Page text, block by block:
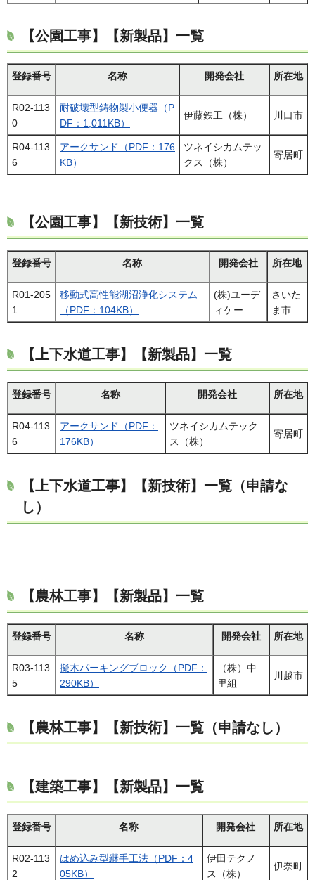
【公園工事】【新製品】一覧
登録番号 名称 開発会社 所在地
R02-113
0
耐破壊型鋳物製小便器（P
DF：1,011KB）
伊藤鉄工（株） 川口市
R04-113
6
アークサンド（PDF：176
KB）
ツネイシカムテッ
クス（株）
寄居町
【公園工事】【新技術】一覧
登録番号 名称 開発会社 所在地
R01-205
1
移動式高性能湖沼浄化システム
（PDF：104KB）
(株)ユーデ
ィケー
さいた
ま市
【上下水道工事】【新製品】一覧
登録番号 名称 開発会社 所在地
R04-113
6
アークサンド（PDF：
176KB）
ツネイシカムテック
ス（株）
寄居町
【上下水道工事】【新技術】一覧（申請な
し）
【農林工事】【新製品】一覧
登録番号 名称 開発会社 所在地
R03-113
5
擬木パーキングブロック（PDF：
290KB）
（株）中
里組
川越市
【農林工事】【新技術】一覧（申請なし）
【建築工事】【新製品】一覧
登録番号 名称 開発会社 所在地
R02-113
2
はめ込み型継手工法（PDF：4
05KB）
伊田テクノ
ス（株）
伊奈町